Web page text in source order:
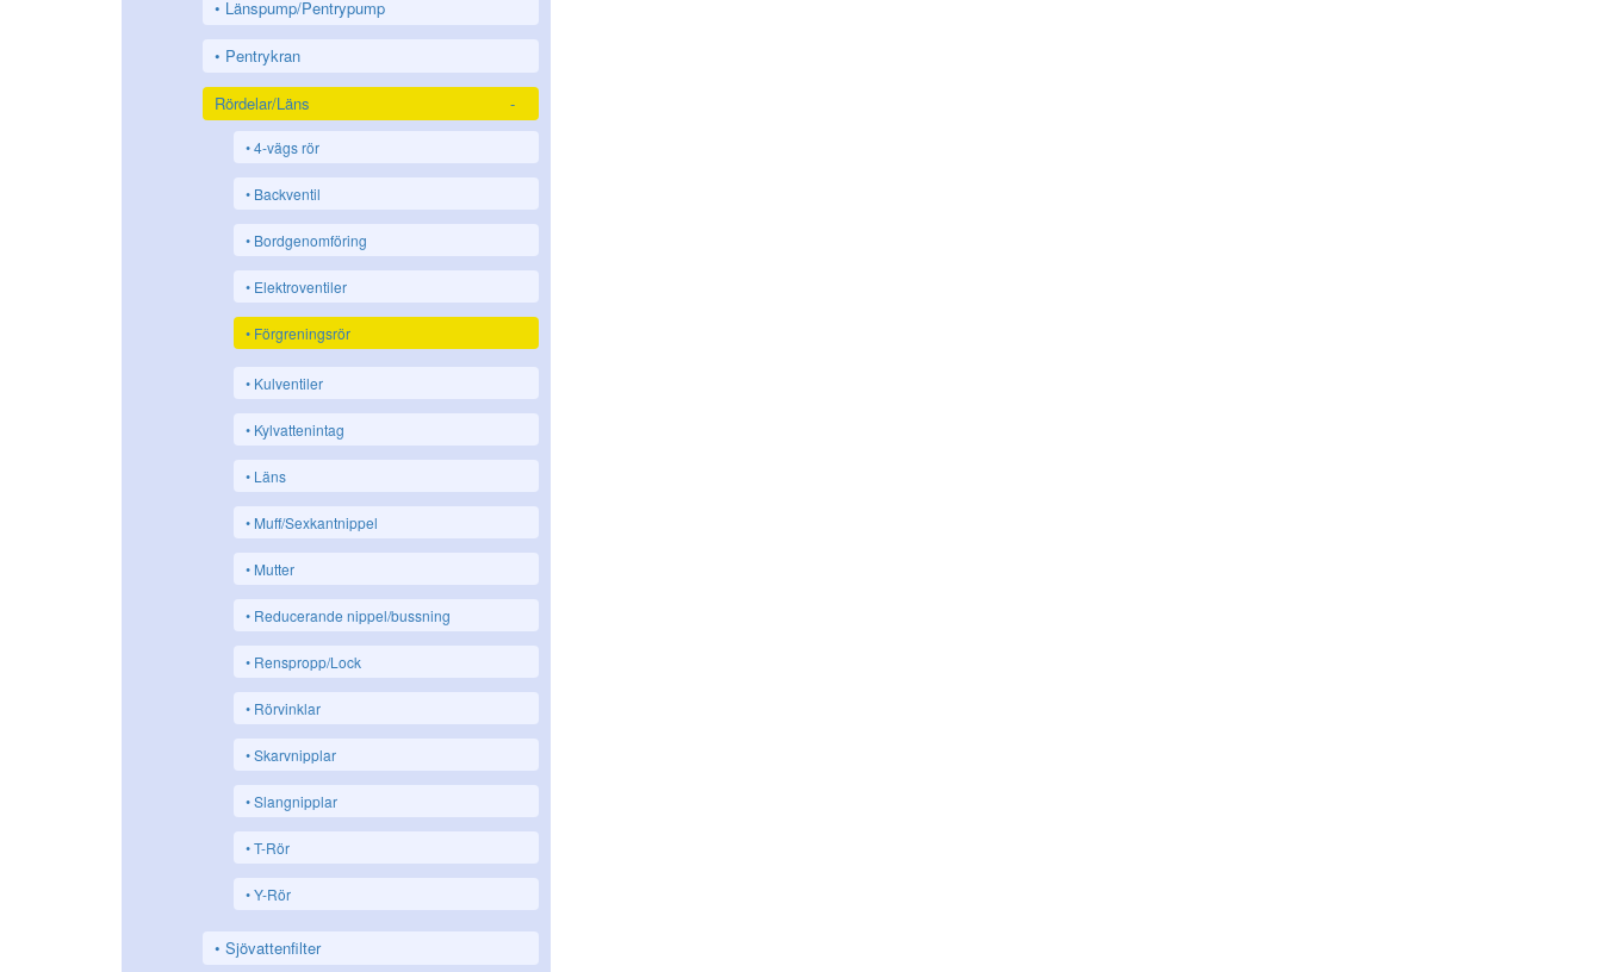
Länspump/Pentrypump
Pentrykran
Rördelar/Läns -
4-vägs rör
Backventil
Bordgenomföring
Elektroventiler
Förgreningsrör
Kulventiler
Kylvattenintag
Läns
Muff/Sexkantnippel
Mutter
Reducerande nippel/bussning
Renspropp/Lock
Rörvinklar
Skarvnipplar
Slangnipplar
T-Rör
Y-Rör
Sjövattenfilter